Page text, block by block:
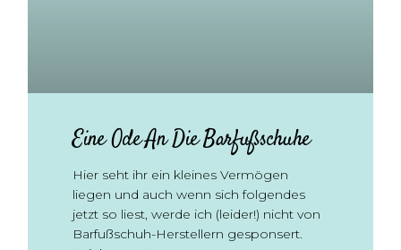
Eine Ode An Die Barfußschuhe
Hier seht ihr ein kleines Vermögen
liegen und auch wenn sich folgendes
jetzt so liest, werde ich (leider!) nicht von
Barfußschuh-Herstellern gesponsert.